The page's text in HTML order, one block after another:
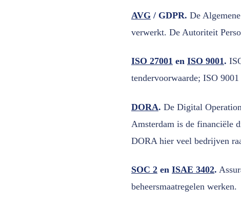
AVG / GDPR. De
verwerkt. De Autoriteit
ISO 27001 en ISO 9001.
tendervoorwaarde; ISO
DORA. De Digital
Amsterdam is de financiële
DORA hier veel bedrijven
SOC 2 en ISAE 3402.
beheersmaatregelen werken.